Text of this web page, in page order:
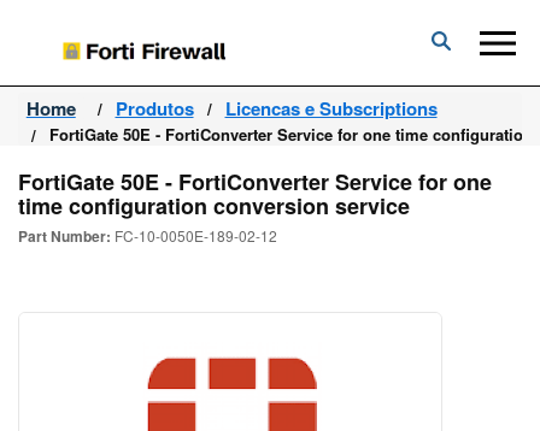
Forti
Firewall
Home Produtos Licencas e Subscriptions
FortiGate 50E - FortiConverter Service for one time
FortiGate 50E - FortiConverter Service for one
time configuration conversion service
Part Number: FC-10-0050E-189-02-12